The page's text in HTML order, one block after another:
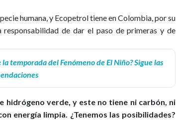
humana, y Ecopetrol tiene en Colombia, por su
de dar el paso de primeras y de
temporada del Fenómeno de El Niño? Sigue las
hidrógeno verde, y este no tiene ni carbón, ni
energía limpia. ¿Tenemos las posibilidades?